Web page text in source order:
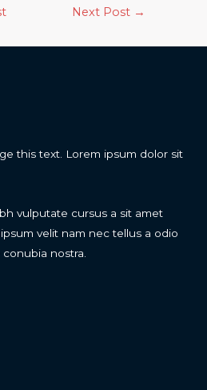
Next Post →
this text. Lorem ipsum dolor sit
vulputate cursus a sit amet
velit nam nec tellus a odio
nostra.